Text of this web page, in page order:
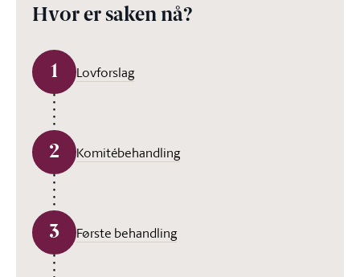
Hvor er saken nå?
1 Lovforslag
2 Komitébehandling
3 Første behandling